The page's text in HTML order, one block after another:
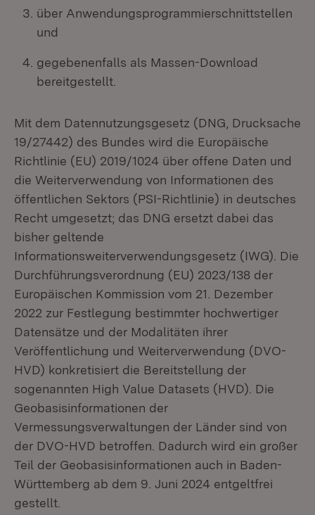
über Anwendungsprogrammierschnittstellen
und
gegebenenfalls als Massen-Download
bereitgestellt.
Mit dem Datennutzungsgesetz (DNG, Drucksache
19/27442) des Bundes wird die Europäische
Richtlinie (EU) 2019/1024 über offene Daten und
die Weiterverwendung von Informationen des
öffentlichen Sektors (PSI-Richtlinie) in deutsches
Recht umgesetzt; das DNG ersetzt dabei das
bisher geltende
Informationsweiterverwendungsgesetz (IWG). Die
Durchführungsverordnung (EU) 2023/138 der
Europäischen Kommission vom 21. Dezember
2022 zur Festlegung bestimmter hochwertiger
Datensätze und der Modalitäten ihrer
Veröffentlichung und Weiterverwendung (DVO-
HVD) konkretisiert die Bereitstellung der
sogenannten High Value Datasets (HVD). Die
Geobasisinformationen der
Vermessungsverwaltungen der Länder sind von
der DVO-HVD betroffen. Dadurch wird ein großer
Teil der Geobasisinformationen auch in Baden-
Württemberg ab dem 9. Juni 2024 entgeltfrei
gestellt.